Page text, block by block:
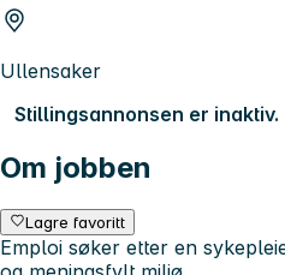
Ullensaker
Stillingsannonsen er inaktiv.
Om jobben
Lagre favoritt
Emploi søker etter en